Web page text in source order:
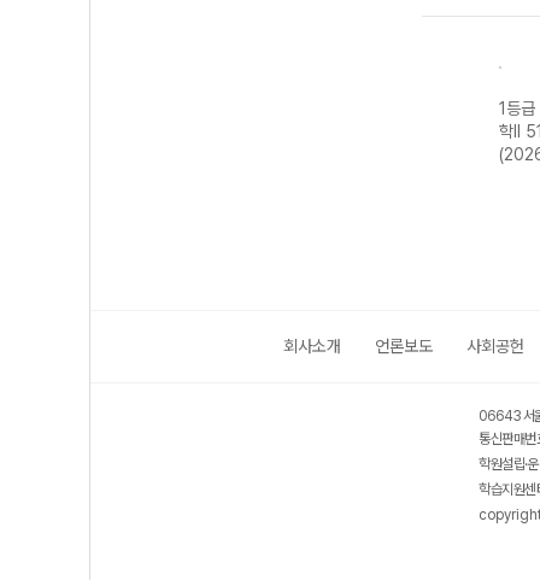
1등급
학II
회사소개 언론보도 사회공헌
06643 서
통신판매
학원설립·
학습지원